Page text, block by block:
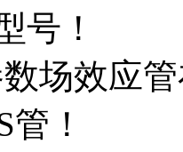
号！
数场效应
！